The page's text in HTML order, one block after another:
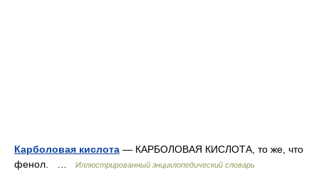
Карболовая кислота — КАРБОЛОВАЯ КИСЛОТА, то же, что
фенол. …
Иллюстрированный энциклопедический словарь